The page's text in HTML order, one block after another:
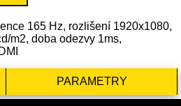
165 Hz, rozlišení 1920x1080,
m2, doba odezvy 1ms,
PARAMETRY